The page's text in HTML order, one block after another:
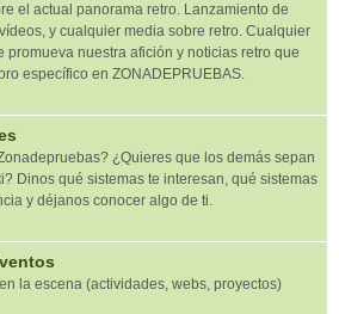
el actual panorama retro. Lanzamiento de
y cualquier media sobre retro. Cualquier
promueva nuestra afición y noticias retro que
específico en ZONADEPRUEBAS.
¿Quieres que los demás sepan
Dinos qué sistemas te interesan, qué sistemas
y déjanos conocer algo de ti.
la escena (actividades, webs, proyectos)